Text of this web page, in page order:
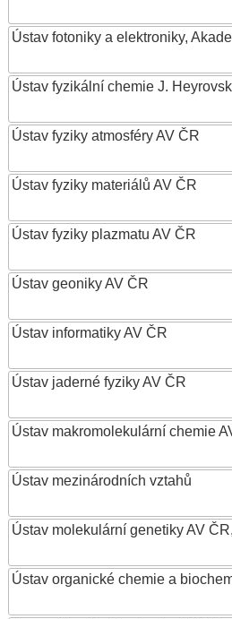
Ústav fotoniky a elektroniky,
Ústav fyzikální chemie J.
Ústav fyziky atmosféry AV ČR
Ústav fyziky materiálů AV ČR
Ústav fyziky plazmatu AV ČR
Ústav geoniky AV ČR
Ústav informatiky AV ČR
Ústav jaderné fyziky AV ČR
Ústav makromolekulární chemie
Ústav mezinárodních vztahů
Ústav molekulární genetiky AV
Ústav organické chemie a